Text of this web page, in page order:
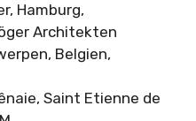
Hamburg,
Architekten
Belgien,
Saint Etienne de